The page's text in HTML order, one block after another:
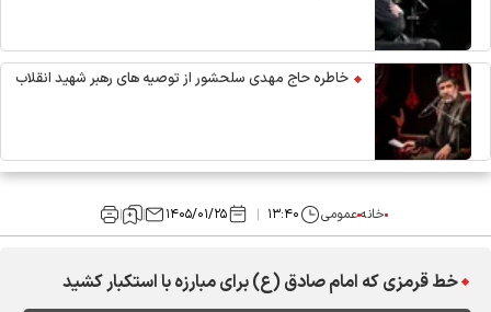
خاطره حاج مهدی سلحشور از توصیه های رهبر شهید انقلاب
خانهعمومی ۱۳:۴۰ ۱۴۰۵/۰۱/۲۵
خط قرمزی که امام صادق (ع) برای مبارزه با استکبار کشید